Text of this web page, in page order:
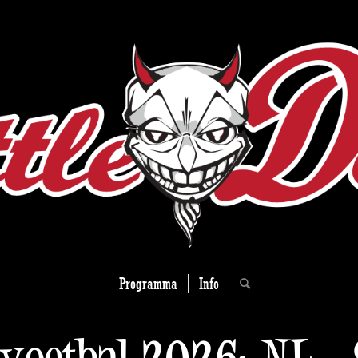
Programma Info